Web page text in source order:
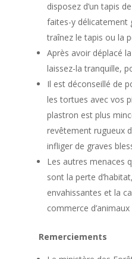
disposez d’un tapis
faites-y délicatement
traînez le tapis ou la
Après avoir déplacé
laissez-la tranquille,
Il est déconseillé de
les tortues avec vos
plastron est plus
revêtement rugueux
infliger de graves
Les autres menaces
sont la perte
envahissantes et la
commerce
Remerciements